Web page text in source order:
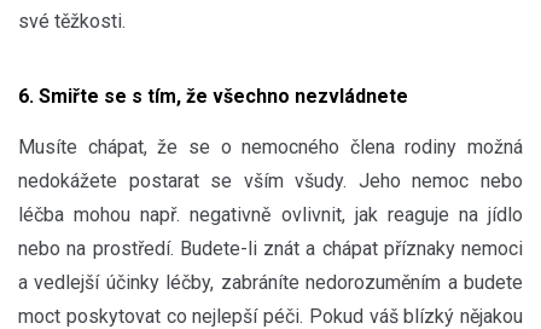
své těžkosti.
6. Smiřte se s tím, že všechno nezvládnete
Musíte chápat, že se o nemocného člena rodiny možná
nedokážete postarat se vším všudy. Jeho nemoc nebo
léčba mohou např. negativně ovlivnit, jak reaguje na jídlo
nebo na prostředí. Budete-li znát a chápat příznaky nemoci
a vedlejší účinky léčby, zabráníte nedorozuměním a budete
moct poskytovat co nejlepší péči. Pokud váš blízký nějakou